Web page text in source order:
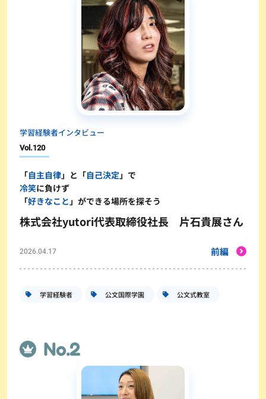
学習経験者インタビュー
Vol.120
「自主自律」と「自己決定 」で
冷笑に負けず
「好きなこと 」ができる場所を探そう
株式会社yutori代表取締役社長 片石貴展さん
2026.04.17 前編
学習経験者 公文国際学園 公文式教室